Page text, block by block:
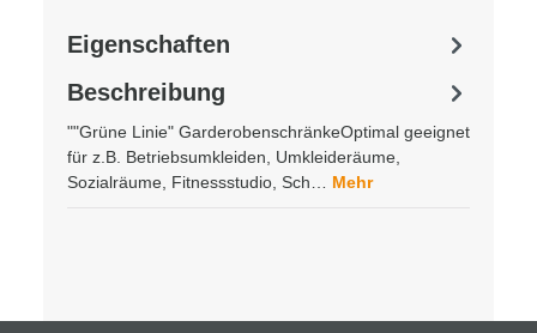
Beschreibung
""Grüne Linie" GarderobenschränkeOptimal geeignet
für z.B. Betriebsumkleiden, Umkleideräume,
Sozialräume, Fitnessstudio, Sch… Mehr
Eigenschaften